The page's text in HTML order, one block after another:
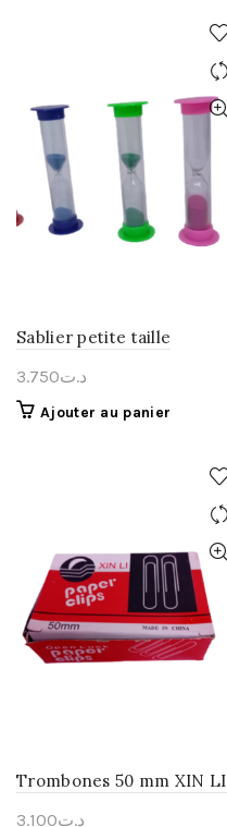
Sablier petite taille
د.ت3.750
Ajouter au panier
Trombones 50 mm XIN LI
د.ت3.100